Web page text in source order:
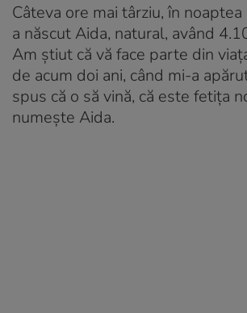
Câteva ore mai târziu, în
a născut Aida, natural, având
Am știut că vă face parte din
de acum doi ani, când mi-a
spus că o să vină, că este fetița
numește Aida.